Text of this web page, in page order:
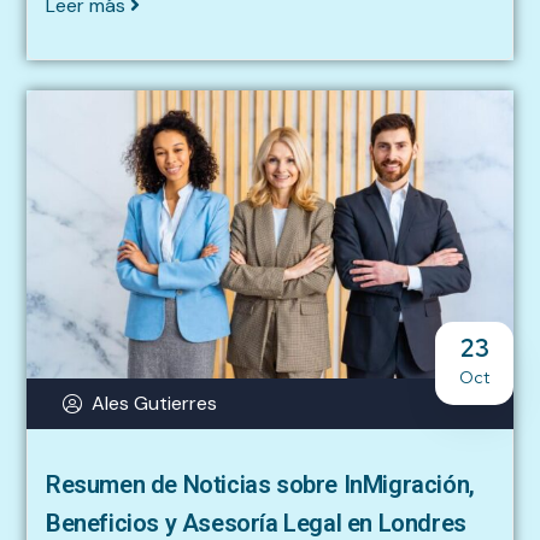
Leer más
23
Oct
Ales Gutierres
Resumen de Noticias sobre InMigración,
Beneficios y Asesoría Legal en Londres